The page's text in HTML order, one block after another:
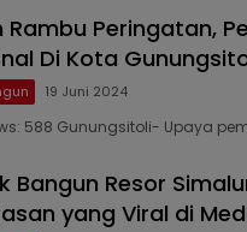
Rambu Peringatan,
Di Kota
19 Juni 2024
588 Gunungsitoli- Upaya
Bangun Resor
yang Viral di